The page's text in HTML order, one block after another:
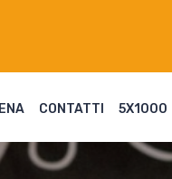
CONTATTI 5X1000